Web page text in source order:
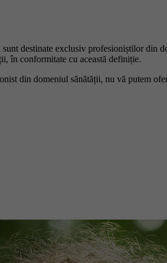
destinate exclusiv profesioniștilor
în conformitate cu această definiție.
din domeniul sănătății, nu vă putem